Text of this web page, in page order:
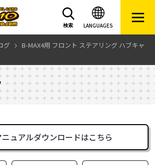
LANGUAGES
検索
グ
B-MAX4用 フロント ステアリング ハブキャ
ニュアルダウンロードはこちら